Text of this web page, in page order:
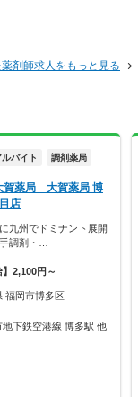
剤師求人をもっと見る
バイト 調剤薬局
賀薬局 大賀薬局 博
店
九州でドミナント展開
調剤・…
】2,100円～
福岡市博多区
地下鉄空港線 博多駅 他